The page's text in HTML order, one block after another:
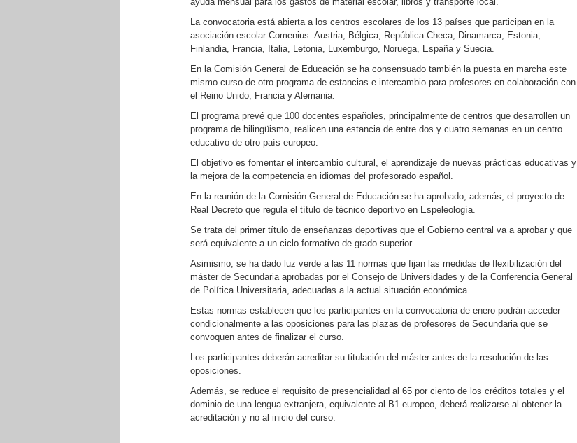
La convocatoria está abierta a los centros escolares de los 13 países que participan en la
asociación escolar Comenius: Austria, Bélgica, República Checa, Dinamarca, Estonia,
Finlandia, Francia, Italia, Letonia, Luxemburgo, Noruega, España y Suecia.
En la Comisión General de Educación se ha consensuado también la puesta en marcha este
mismo curso de otro programa de estancias e intercambio para profesores en colaboración con
el Reino Unido, Francia y Alemania.
El programa prevé que 100 docentes españoles, principalmente de centros que desarrollen un
programa de bilingüismo, realicen una estancia de entre dos y cuatro semanas en un centro
educativo de otro país europeo.
El objetivo es fomentar el intercambio cultural, el aprendizaje de nuevas prácticas educativas y
la mejora de la competencia en idiomas del profesorado español.
En la reunión de la Comisión General de Educación se ha aprobado, además, el proyecto de
Real Decreto que regula el título de técnico deportivo en Espeleología.
Se trata del primer título de enseñanzas deportivas que el Gobierno central va a aprobar y que
será equivalente a un ciclo formativo de grado superior.
Asimismo, se ha dado luz verde a las 11 normas que fijan las medidas de flexibilización del
máster de Secundaria aprobadas por el Consejo de Universidades y de la Conferencia General
de Política Universitaria, adecuadas a la actual situación económica.
Estas normas establecen que los participantes en la convocatoria de enero podrán acceder
condicionalmente a las oposiciones para las plazas de profesores de Secundaria que se
convoquen antes de finalizar el curso.
Los participantes deberán acreditar su titulación del máster antes de la resolución de las
oposiciones.
Además, se reduce el requisito de presencialidad al 65 por ciento de los créditos totales y el
dominio de una lengua extranjera, equivalente al B1 europeo, deberá realizarse al obtener la
acreditación y no al inicio del curso.